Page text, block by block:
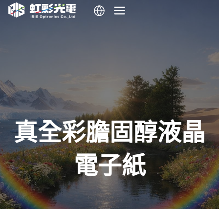
跳
真全彩膽固醇液晶
電子紙